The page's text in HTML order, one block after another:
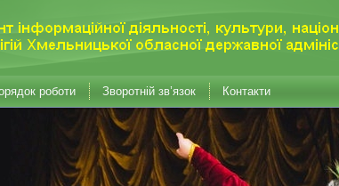
роботи Зворотній зв’язок Контакти